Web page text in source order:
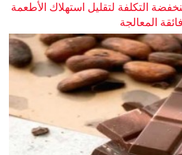
التكلفة لتقليل استهلاك الأطعمة
فائقة المعالجة